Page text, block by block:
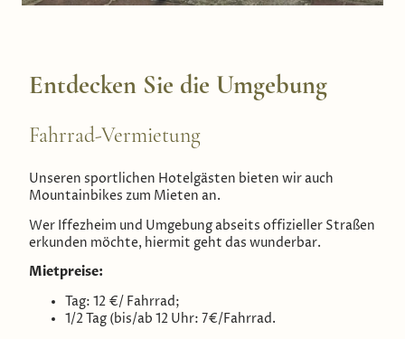
Entdecken Sie die Umgebung
Fahrrad-Vermietung
Unseren sportlichen Hotelgästen bieten wir auch
Mountainbikes zum Mieten an.
Wer Iffezheim und Umgebung abseits offizieller Straßen
erkunden möchte, hiermit geht das wunderbar.
Mietpreise:
Tag: 12 €/ Fahrrad;
1/2 Tag (bis/ab 12 Uhr: 7€/Fahrrad.